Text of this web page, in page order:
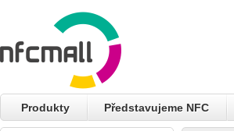
Produkty Představujeme NFC